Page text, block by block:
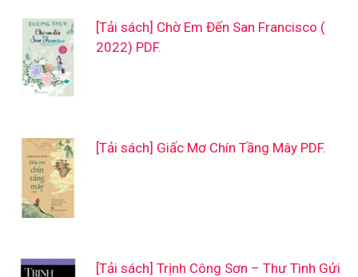
[Tải sách] Chờ Em Đến San Francisco (
2022) PDF.
[Tải sách] Giấc Mơ Chín Tầng Mây PDF.
[Tải sách] Trịnh Công Sơn – Thư Tình Gửi